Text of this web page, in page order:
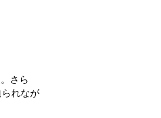
さら
れなが